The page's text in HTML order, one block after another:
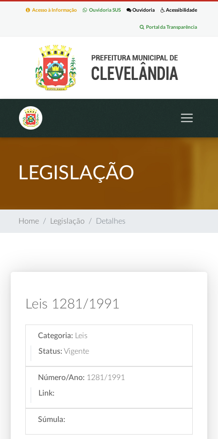
Acessibilidade
Ouvidoria
Ouvidoria SUS
Acesso à Informação
Portal da Transparência
LEGISLAÇÃO
Home Legislação Detalhes
Leis 1281/1991
Categoria:
Leis
Status: Vigente
Número/Ano: 1281/1991
Link:
Súmula: